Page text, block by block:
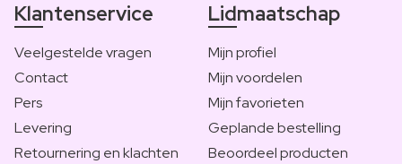
Klantenservice
Veelgestelde vragen
Contact
Pers
Levering
Retournering en klachten
Lidmaatschap
Mijn profiel
Mijn voordelen
Mijn favorieten
Geplande bestelling
Beoordeel producten